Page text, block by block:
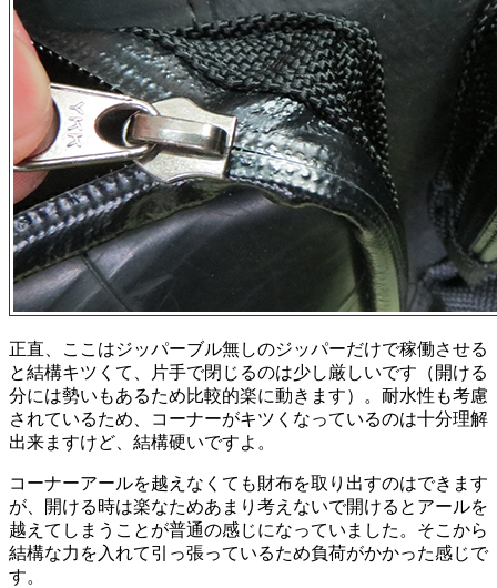
正直、ここはジッパーブル無しのジッパーだけで稼働させる
と結構キツくて、片手で閉じるのは少し厳しいです（開ける
分には勢いもあるため比較的楽に動きます）。耐水性も考慮
されているため、コーナーがキツくなっているのは十分理解
出来ますけど、結構硬いですよ。
コーナーアールを越えなくても財布を取り出すのはできます
が、開ける時は楽なためあまり考えないで開けるとアールを
越えてしまうことが普通の感じになっていました。そこから
結構な力を入れて引っ張っているため負荷がかかった感じで
す。